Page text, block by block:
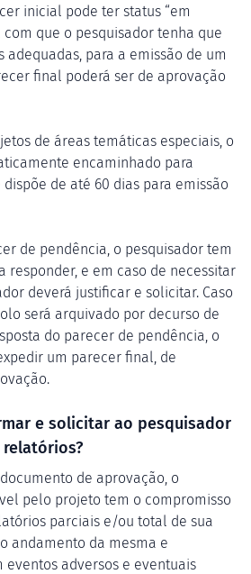
inicial pode ter status “em
com que o pesquisador tenha que
adequadas, para a emissão de um
final poderá ser de aprovação
de áreas temáticas especiais, o
encaminhado para
dispõe de até 60 dias para emissão
de pendência, o pesquisador tem
responder, e em caso de necessitar
deverá justificar e solicitar. Caso
será arquivado por decurso de
do parecer de pendência, o
um parecer final, de
e solicitar ao pesquisador
de aprovação, o
pelo projeto tem o compromisso
parciais e/ou total de sua
andamento da mesma e
adversos e eventuais